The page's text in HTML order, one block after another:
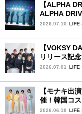
【ALPHA
ALPHA
YOKOHAMA
2026.07.10 LIFE
【VOKSY
リリース記
うなアルバ
2026.07.01 LIFE
【モナキ出
催！韓国コ
ハップルFES
2026.06.18 LIFE